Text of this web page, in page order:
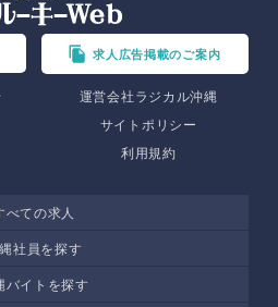
求人広告掲載のご案内
運営会社ラジカル沖縄
サイトポリシー
利用規約
べての求人
社員を探す
バイトを探す